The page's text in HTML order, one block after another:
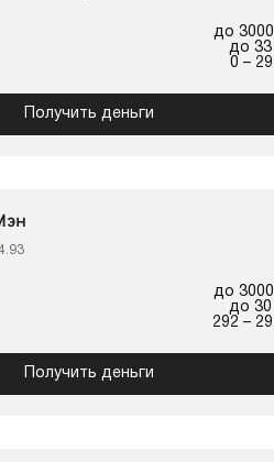
до
до 33
0 –
Получить деньги
до
до 30
292 –
Получить деньги